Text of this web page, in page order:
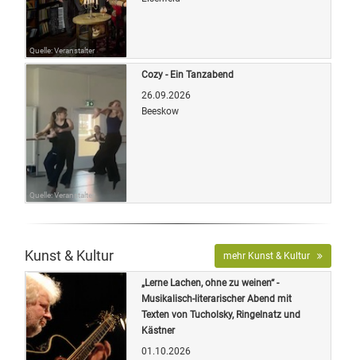
Quelle: Veranstalter
Quelle: Veranstalter
Cozy - Ein Tanzabend
26.09.2026
Beeskow
Kunst & Kultur mehr Kunst & Kultur
„Lerne Lachen, ohne zu weinen“ -
Musikalisch-literarischer Abend mit
Texten von Tucholsky, Ringelnatz und
Kästner
01.10.2026